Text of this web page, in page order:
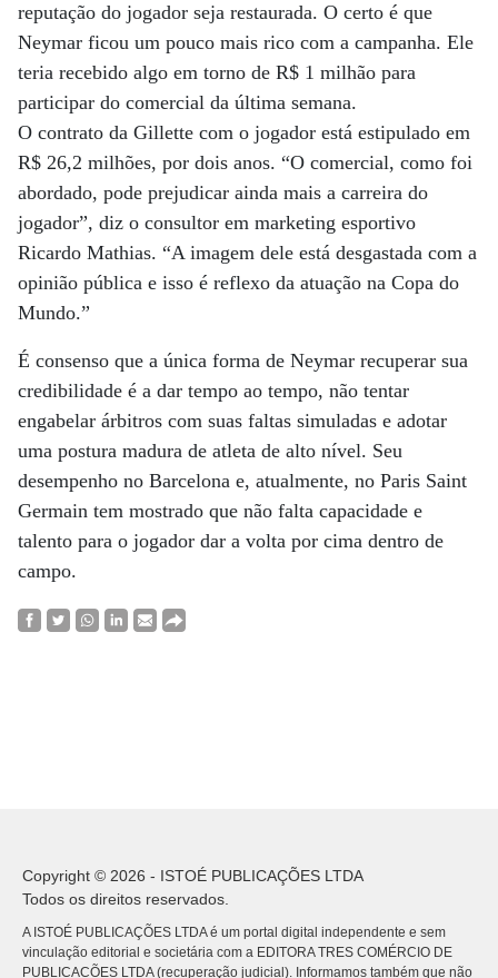
reputação do jogador seja restaurada. O certo é que
Neymar ficou um pouco mais rico com a campanha. Ele
teria recebido algo em torno de R$ 1 milhão para
participar do comercial da última semana.
O contrato da Gillette com o jogador está estipulado em
R$ 26,2 milhões, por dois anos. “O comercial, como foi
abordado, pode prejudicar ainda mais a carreira do
jogador”, diz o consultor em marketing esportivo
Ricardo Mathias. “A imagem dele está desgastada com a
opinião pública e isso é reflexo da atuação na Copa do
Mundo.”
É consenso que a única forma de Neymar recuperar sua
credibilidade é a dar tempo ao tempo, não tentar
engabelar árbitros com suas faltas simuladas e adotar
uma postura madura de atleta de alto nível. Seu
desempenho no Barcelona e, atualmente, no Paris Saint
Germain tem mostrado que não falta capacidade e
talento para o jogador dar a volta por cima dentro de
campo.
Copyright © 2026 - ISTOÉ PUBLICAÇÕES LTDA
Todos os direitos reservados.
A ISTOÉ PUBLICAÇÕES LTDA é um portal digital independente e sem
vinculação editorial e societária com a EDITORA TRES COMÉRCIO DE
PUBLICACÕES LTDA (recuperação judicial). Informamos também que não